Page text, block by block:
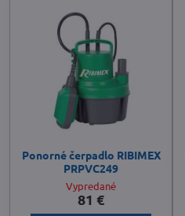
Ponorné čerpadlo RIBIMEX
PRPVC249
Vypredané
81 €